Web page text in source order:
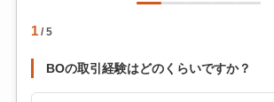
1/ 5
BOの取引経験はどのくらいですか？